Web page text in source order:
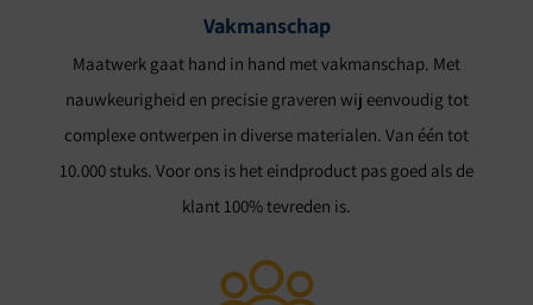
Vakmanschap
Maatwerk gaat hand in hand met vakmanschap. Met
nauwkeurigheid en precisie graveren wij eenvoudig tot
complexe ontwerpen in diverse materialen. Van één tot
10.000 stuks. Voor ons is het eindproduct pas goed als de
klant 100% tevreden is.